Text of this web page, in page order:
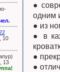
, 10
, 13
●
одним
● из
● в
●
●